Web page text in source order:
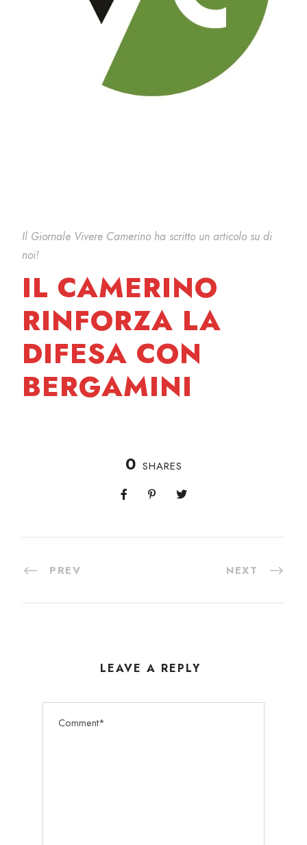
Il Giornale Vivere Camerino ha scritto un articolo su di
noi!
IL CAMERINO
RINFORZA LA
DIFESA CON
BERGAMINI
0 SHARES
PREV NEXT
LEAVE A REPLY